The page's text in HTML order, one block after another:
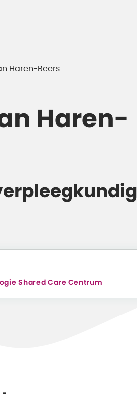
Haren-Beers
Haren-
Shared Care Centrum